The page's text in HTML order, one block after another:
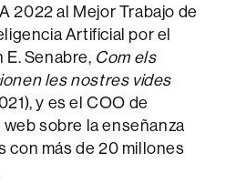
2022 al Mejor Trabajo de
Artificial por el
Senabre, Com els
les nostres vides
y es el COO de
web sobre la enseñanza
con más de 20 millones